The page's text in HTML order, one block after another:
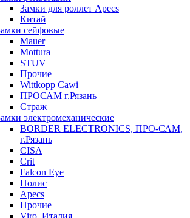
Замки для роллет Apecs
Китай
сейфовые
Mauer
Mottura
STUV
Прочие
Wittkopp Cawi
ПРОСАМ г.Рязань
Страж
электромеханические
BORDER ELECTRONICS, ПРО-САМ,
г.Рязань
CISA
Crit
Falcon Eye
Полис
Apecs
Прочие
Viro, Италия